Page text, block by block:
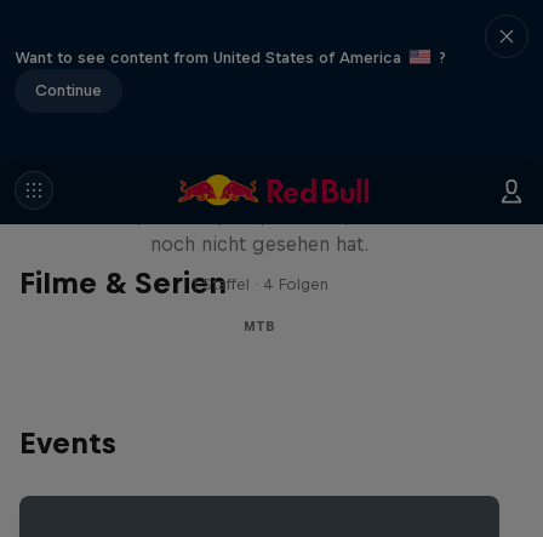
Want to see content from United States of America
?
Continue
Filme & Serien
Jones
noch nicht gesehen hat.
1 Staffel · 4 Folgen
MTB
Events